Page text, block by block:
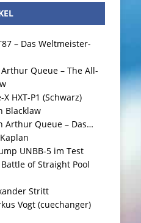
– Das Weltmeister-
Queue – The All-
HXT-P1 (Schwarz)
Blacklaw
Arthur Queue – Das…
UNBB-5 im Test
of Straight Pool
Stritt
Vogt (cuechanger)